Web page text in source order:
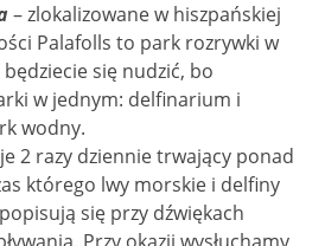
– zlokalizowane w hiszpańskiej
Palafolls to park rozrywki w
się nudzić, bo
w jednym: delfinarium i
wodny.
2 razy dziennie trwający ponad
którego lwy morskie i delfiny
się przy dźwiękach